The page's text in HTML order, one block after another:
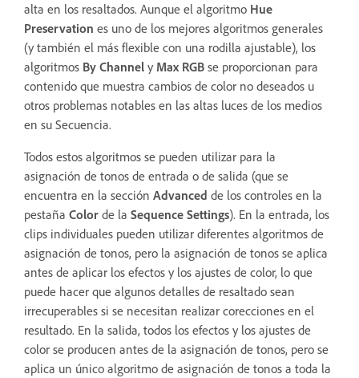
alta en los resaltados. Aunque el algoritmo Hue
Preservation es uno de los mejores algoritmos generales
(y también el más flexible con una rodilla ajustable), los
algoritmos By Channel y Max RGB se proporcionan para
contenido que muestra cambios de color no deseados u
otros problemas notables en las altas luces de los medios
en su Secuencia.
Todos estos algoritmos se pueden utilizar para la
asignación de tonos de entrada o de salida (que se
encuentra en la sección Advanced de los controles en la
pestaña Color de la Sequence Settings). En la entrada, los
clips individuales pueden utilizar diferentes algoritmos de
asignación de tonos, pero la asignación de tonos se aplica
antes de aplicar los efectos y los ajustes de color, lo que
puede hacer que algunos detalles de resaltado sean
irrecuperables si se necesitan realizar corecciones en el
resultado. En la salida, todos los efectos y los ajustes de
color se producen antes de la asignación de tonos, pero se
aplica un único algoritmo de asignación de tonos a toda la